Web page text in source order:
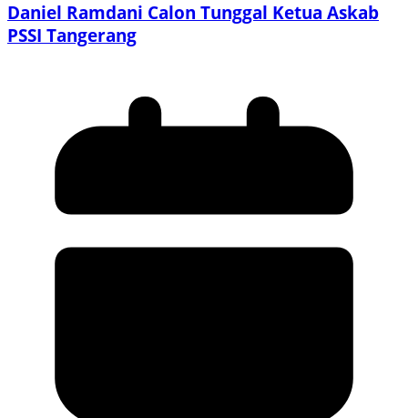
Daniel Ramdani Calon Tunggal Ketua Askab
PSSI Tangerang